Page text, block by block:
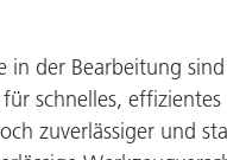
in der Bearbeitung
schnelles,
zuverlässiger und